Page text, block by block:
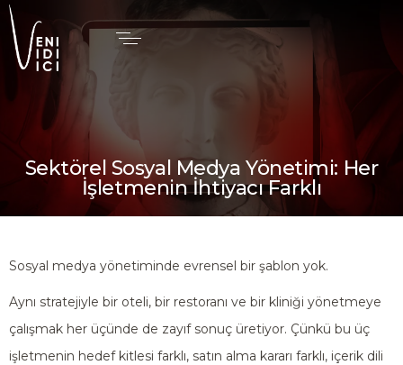
Sektörel Sosyal Medya Yönetimi: Her
İşletmenin İhtiyacı Farklı
Sosyal medya yönetiminde evrensel bir şablon yok.
Aynı stratejiyle bir oteli, bir restoranı ve bir kliniği yönetmeye
çalışmak her üçünde de zayıf sonuç üretiyor. Çünkü bu üç
işletmenin hedef kitlesi farklı, satın alma kararı farklı, içerik dili